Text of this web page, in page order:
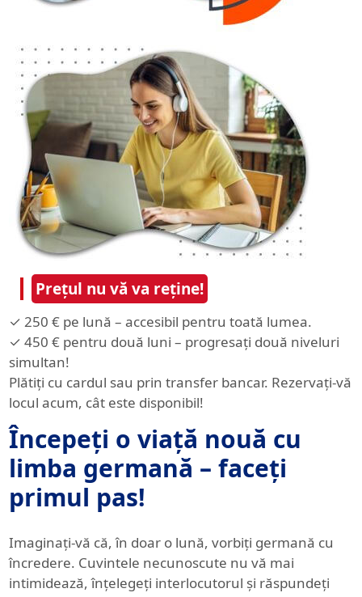
Prețul nu vă va reține!
✓ 250 € pe lună – accesibil pentru toată lumea.
✓ 450 € pentru două luni – progresați două niveluri
simultan!
Plătiți cu cardul sau prin transfer bancar. Rezervați-vă
locul acum, cât este disponibil!
Începeți o viață nouă cu
limba germană – faceți
primul pas!
Imaginați-vă că, în doar o lună, vorbiți germană cu
încredere. Cuvintele necunoscute nu vă mai
intimidează, înțelegeți interlocutorul și răspundeți